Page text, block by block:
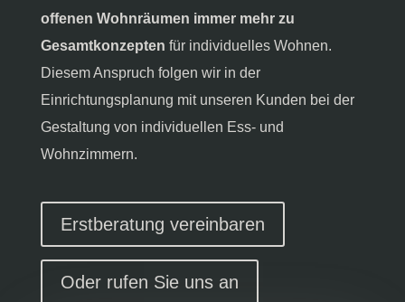
offenen Wohnräumen immer mehr zu
Gesamtkonzepten für individuelles Wohnen.
Diesem Anspruch folgen wir in der
Einrichtungsplanung mit unseren Kunden bei der
Gestaltung von individuellen Ess- und
Wohnzimmern.
Erstberatung vereinbaren
Oder rufen Sie uns an